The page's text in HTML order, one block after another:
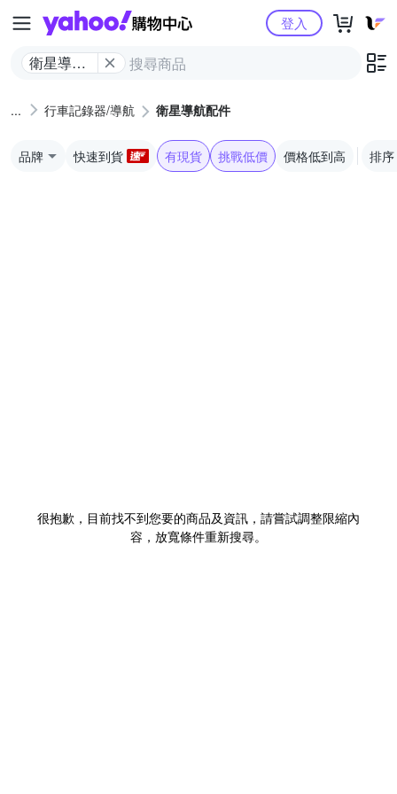
Yahoo購物中心
衛星導航
登入
行車記錄器/導航 衛星導航配件
品牌 快速到貨 有現貨 挑戰低價 價格低到高 排序
很抱歉，目前找不到您要的商品及資訊，請嘗試調整限縮內
容，放寬條件重新搜尋。